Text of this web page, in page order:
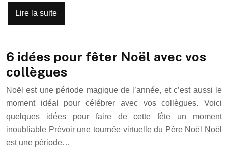
Lire la suite
6 idées pour fêter Noël avec vos
collègues
Noël est une période magique de l’année, et c’est aussi le
moment idéal pour célébrer avec vos collègues. Voici
quelques idées pour faire de cette fête un moment
inoubliable Prévoir une tournée virtuelle du Père Noël Noël
est une période…